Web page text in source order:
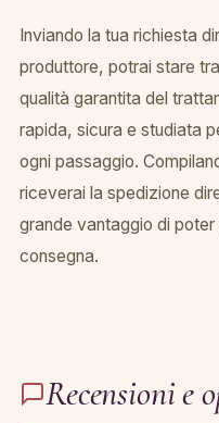
Inviando la tua richiesta
produttore, potrai stare
qualità garantita del
rapida, sicura e studiata
ogni passaggio.
riceverai la spedizione
grande vantaggio di
consegna.
Recensioni e